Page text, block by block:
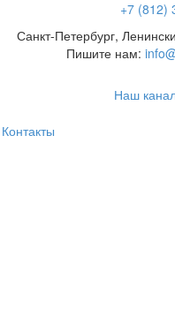
+7 (812)
Санкт-Петербург,
Пишите нам:
Наш
Контакты